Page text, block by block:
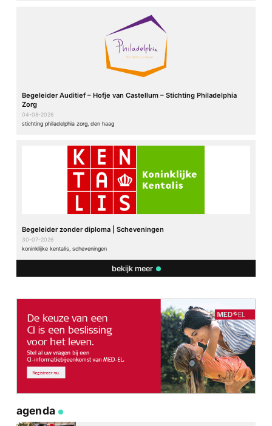
Begeleider Auditief – Hofje van Castellum – Stichting Philadelphia
Zorg
04-08-2026
stichting philadelphia zorg, den haag
Begeleider zonder diploma | Scheveningen
30-07-2026
koninklijke kentalis, scheveningen
bekijk meer
agenda